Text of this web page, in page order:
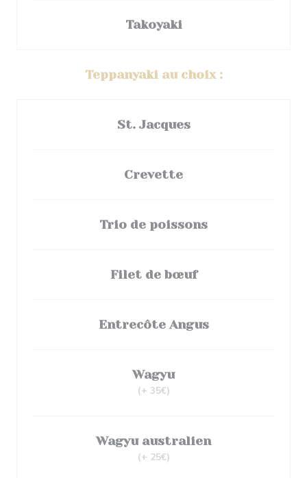
Takoyaki
Teppanyaki au choix :
St. Jacques
Crevette
Trio de poissons
Filet de bœuf
Entrecôte Angus
Wagyu
(+ 35€)
Wagyu australien
(+ 25€)